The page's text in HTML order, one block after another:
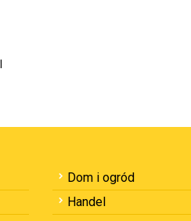
Dom i ogród
Handel